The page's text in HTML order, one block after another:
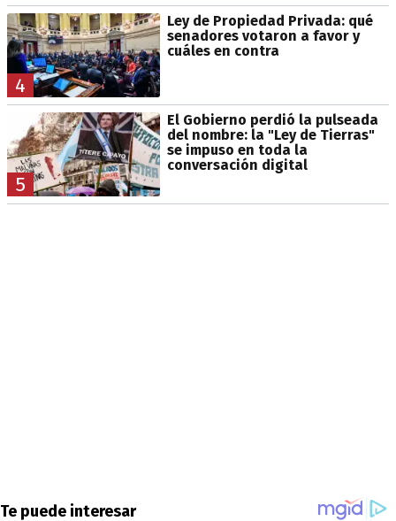
4
Ley de Propiedad Privada: qué
senadores votaron a favor y
cuáles en contra
5
El Gobierno perdió la pulseada
del nombre: la "Ley de Tierras"
se impuso en toda la
conversación digital